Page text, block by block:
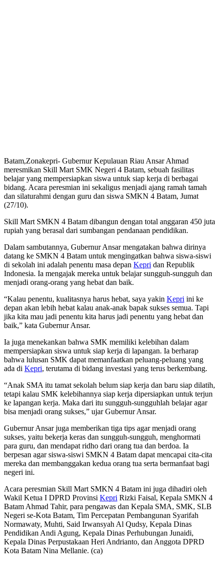
Batam,Zonakepri- Gubernur Kepulauan Riau Ansar Ahmad
meresmikan Skill Mart SMK Negeri 4 Batam, sebuah fasilitas
belajar yang mempersiapkan siswa untuk siap kerja di berbagai
bidang. Acara peresmian ini sekaligus menjadi ajang ramah tamah
dan silaturahmi dengan guru dan siswa SMKN 4 Batam, Jumat
(27/10).
Skill Mart SMKN 4 Batam dibangun dengan total anggaran 450 juta
rupiah yang berasal dari sumbangan pendanaan pendidikan.
Dalam sambutannya, Gubernur Ansar mengatakan bahwa dirinya
datang ke SMKN 4 Batam untuk mengingatkan bahwa siswa-siswi
di sekolah ini adalah penentu masa depan Kepri dan Republik
Indonesia. Ia mengajak mereka untuk belajar sungguh-sungguh dan
menjadi orang-orang yang hebat dan baik.
“Kalau penentu, kualitasnya harus hebat, saya yakin Kepri ini ke
depan akan lebih hebat kalau anak-anak bapak sukses semua. Tapi
jika kita mau jadi penentu kita harus jadi penentu yang hebat dan
baik,” kata Gubernur Ansar.
Ia juga menekankan bahwa SMK memiliki kelebihan dalam
mempersiapkan siswa untuk siap kerja di lapangan. Ia berharap
bahwa lulusan SMK dapat memanfaatkan peluang-peluang yang
ada di Kepri, terutama di bidang investasi yang terus berkembang.
“Anak SMA itu tamat sekolah belum siap kerja dan baru siap dilatih,
tetapi kalau SMK kelebihannya siap kerja dipersiapkan untuk terjun
ke lapangan kerja. Maka dari itu sungguh-sungguhlah belajar agar
bisa menjadi orang sukses,” ujar Gubernur Ansar.
Gubernur Ansar juga memberikan tiga tips agar menjadi orang
sukses, yaitu bekerja keras dan sungguh-sungguh, menghormati
para guru, dan mendapat ridho dari orang tua dan berdoa. Ia
berpesan agar siswa-siswi SMKN 4 Batam dapat mencapai cita-cita
mereka dan membanggakan kedua orang tua serta bermanfaat bagi
negeri ini.
Acara peresmian Skill Mart SMKN 4 Batam ini juga dihadiri oleh
Wakil Ketua I DPRD Provinsi Kepri Rizki Faisal, Kepala SMKN 4
Batam Ahmad Tahir, para pengawas dan Kepala SMA, SMK, SLB
Negeri se-Kota Batam, Tim Percepatan Pembangunan Syarifah
Normawaty, Muhti, Said Irwansyah Al Qudsy, Kepala Dinas
Pendidikan Andi Agung, Kepala Dinas Perhubungan Junaidi,
Kepala Dinas Perpustakaan Heri Andrianto, dan Anggota DPRD
Kota Batam Nina Mellanie. (ca)